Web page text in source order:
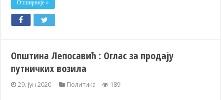
Опширније »
Општина Лепосавић : Оглас за продају
путничких возила
29. јун 2020. Политика 189